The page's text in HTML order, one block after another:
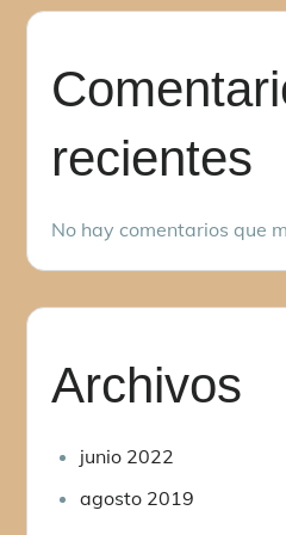
recientes
No hay comentarios que
Archivos
junio 2022
agosto 2019